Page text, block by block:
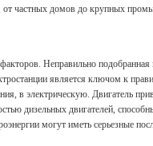
от частных домов до крупных
Неправильно
является ключом к
в электрическую. Двигатель
дизельных двигателей,
могут иметь серьезные